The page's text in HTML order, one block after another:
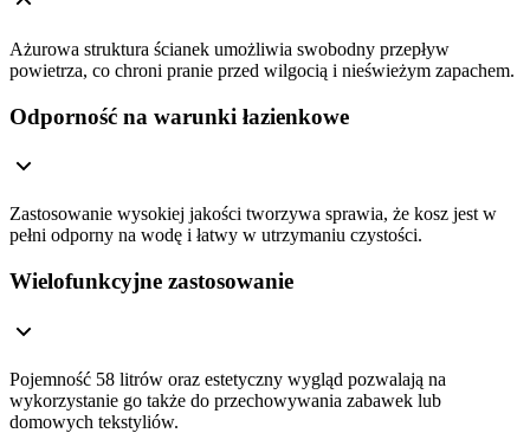
Ażurowa struktura ścianek umożliwia swobodny przepływ
powietrza, co chroni pranie przed wilgocią i nieświeżym zapachem.
Odporność na warunki łazienkowe
Zastosowanie wysokiej jakości tworzywa sprawia, że kosz jest w
pełni odporny na wodę i łatwy w utrzymaniu czystości.
Wielofunkcyjne zastosowanie
Pojemność 58 litrów oraz estetyczny wygląd pozwalają na
wykorzystanie go także do przechowywania zabawek lub
domowych tekstyliów.